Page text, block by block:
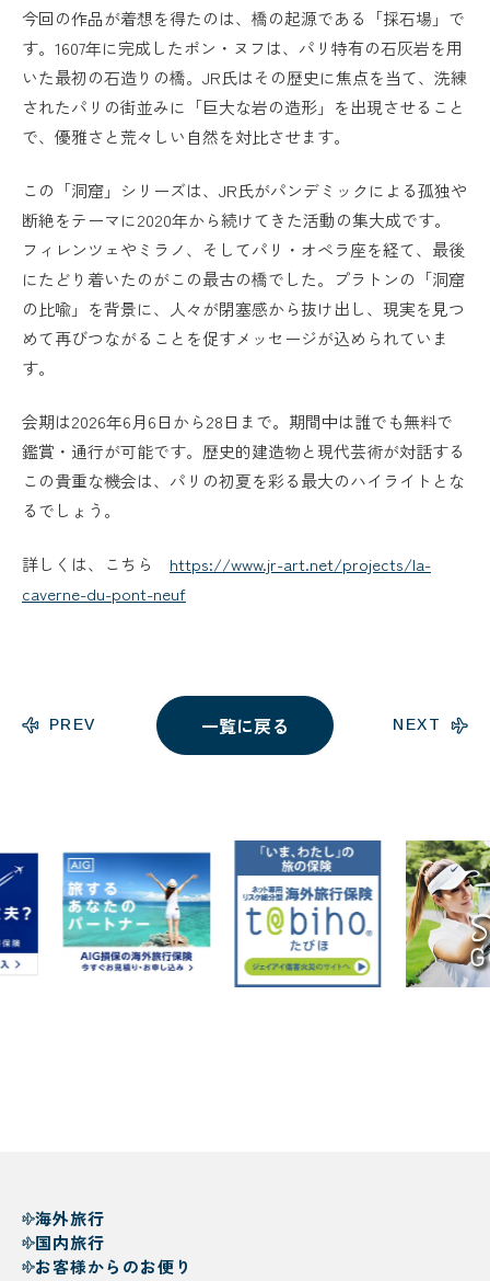
今回の作品が着想を得たのは、橋の起源である「採石場」で
す。1607年に完成したポン・ヌフは、パリ特有の石灰岩を用
いた最初の石造りの橋。JR氏はその歴史に焦点を当て、洗練
されたパリの街並みに「巨大な岩の造形」を出現させること
で、優雅さと荒々しい自然を対比させます。
この「洞窟」シリーズは、JR氏がパンデミックによる孤独や
断絶をテーマに2020年から続けてきた活動の集大成です。
フィレンツェやミラノ、そしてパリ・オペラ座を経て、最後
にたどり着いたのがこの最古の橋でした。プラトンの「洞窟
の比喩」を背景に、人々が閉塞感から抜け出し、現実を見つ
めて再びつながることを促すメッセージが込められていま
す。
会期は2026年6月6日から28日まで。期間中は誰でも無料で
鑑賞・通行が可能です。歴史的建造物と現代芸術が対話する
この貴重な機会は、パリの初夏を彩る最大のハイライトとな
るでしょう。
詳しくは、こちら https://www.jr-art.net/projects/la-
caverne-du-pont-neuf
PREV 一覧に戻る NEXT
海外旅行
国内旅行
お客様からのお便り